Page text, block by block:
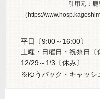
引用元：鹿
（https://
平日〔9:00～16:00〕
土曜・日曜日・祝祭日〔
12/29～1/3〔休み〕
※ゆうパック・キャッシ